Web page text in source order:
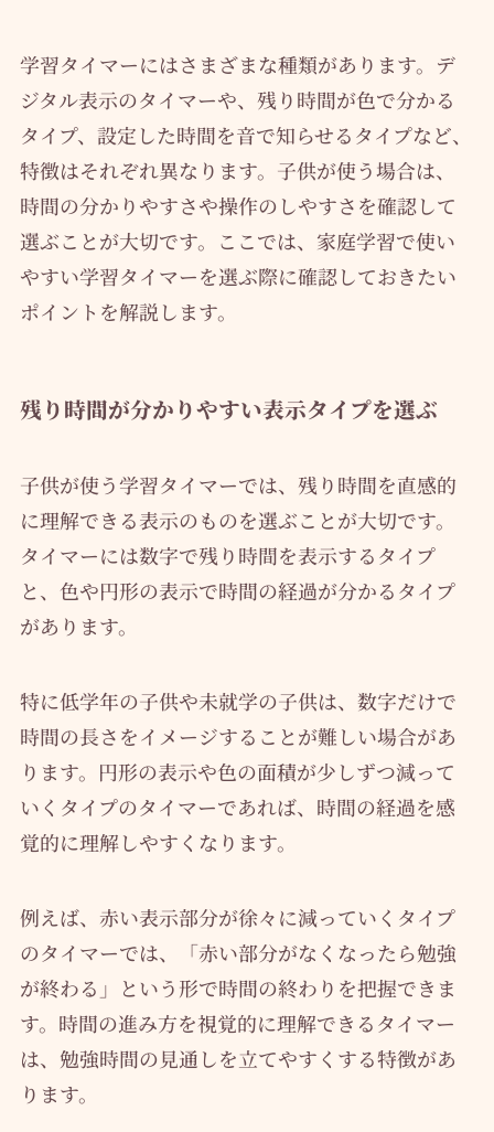
学習タイマーにはさまざまな種類があります。デ
ジタル表示のタイマーや、残り時間が色で分かる
タイプ、設定した時間を音で知らせるタイプなど、
特徴はそれぞれ異なります。子供が使う場合は、
時間の分かりやすさや操作のしやすさを確認して
選ぶことが大切です。ここでは、家庭学習で使い
やすい学習タイマーを選ぶ際に確認しておきたい
ポイントを解説します。
残り時間が分かりやすい表示タイプを選ぶ
子供が使う学習タイマーでは、残り時間を直感的
に理解できる表示のものを選ぶことが大切です。
タイマーには数字で残り時間を表示するタイプ
と、色や円形の表示で時間の経過が分かるタイプ
があります。
特に低学年の子供や未就学の子供は、数字だけで
時間の長さをイメージすることが難しい場合があ
ります。円形の表示や色の面積が少しずつ減って
いくタイプのタイマーであれば、時間の経過を感
覚的に理解しやすくなります。
例えば、赤い表示部分が徐々に減っていくタイプ
のタイマーでは、「赤い部分がなくなったら勉強
が終わる」という形で時間の終わりを把握できま
す。時間の進み方を視覚的に理解できるタイマー
は、勉強時間の見通しを立てやすくする特徴があ
ります。